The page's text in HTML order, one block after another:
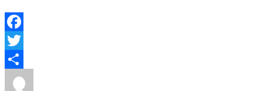
Facebook
Twitter
Compartir